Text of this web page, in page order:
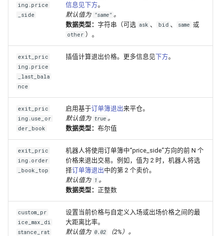
ing.price
_side
信息见下方。
默认值为 "same" 。
数据类型： 字符串（可选 ask 、 bid 、 same 或
other ）。
exit_pric
ing.price
_last_bala
nce
插值计算退出价格。更多信息见下方。
exit_pric
ing.use_or
der_book
启用基于订单簿退出来平仓。
默认值为 true 。
数据类型： 布尔值
exit_pric
ing.order
_book_top
机器人将使用订单簿中“price_side”方向的前 N 个
价格来退出交易。例如，值为 2 时，机器人将选
择订单簿退出中的第 2 个卖价。
默认值为 1 。
数据类型： 正整数
custom_pr
ice_max_di
stance_rat
设置当前价格与自定义入场或出场价格之间的最
大距离比率。
默认值为 0.02
（2%）。